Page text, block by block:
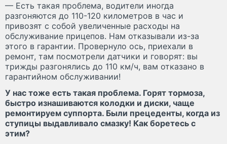
— Есть такая проблема, водители иногда
разгоняются до 110-120 километров в час и
привозят с собой увеличенные расходы на
обслуживание прицепов. Нам отказывали из-за
этого в гарантии. Провернуло ось, приехали в
ремонт, там посмотрели датчики и говорят: вы
трижды разгонялись до 110 км/ч, вам отказано в
гарантийном обслуживании!
У нас тоже есть такая проблема. Горят тормоза,
быстро изнашиваются колодки и диски, чаще
ремонтируем суппорта. Были прецеденты, когда из
ступицы выдавливало смазку! Как боретесь с
этим?